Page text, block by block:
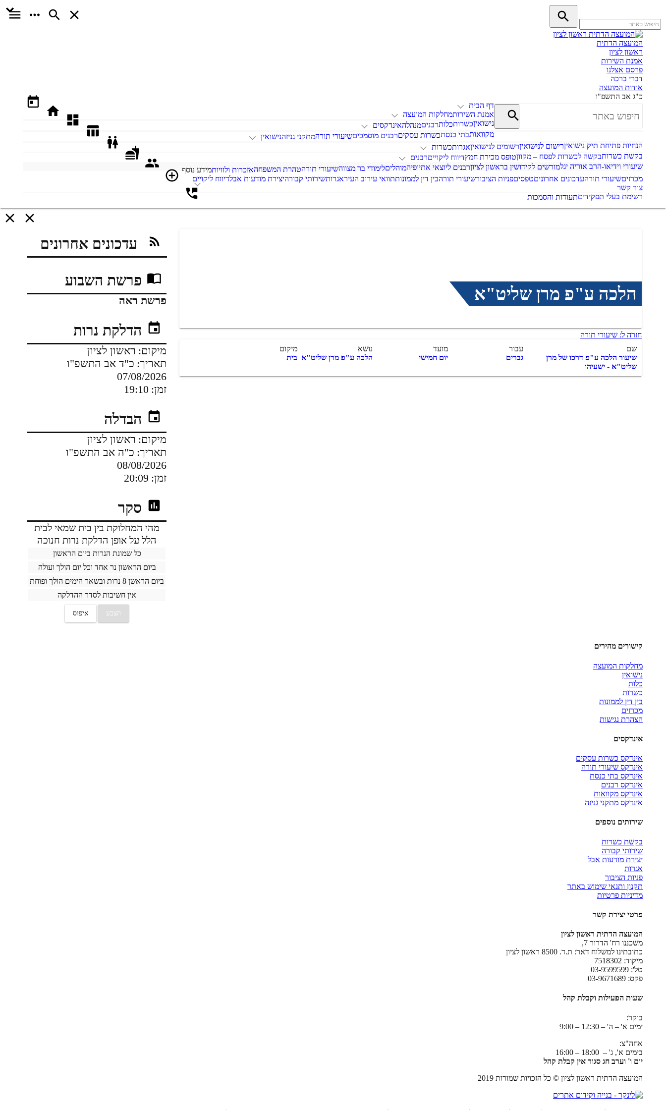
המועצה הדתית
ראשון לציון
אמנת השירות
פרסם אצלנו
דברי ברכה
אודות המועצה
כ"ג אב התשפ"ו
דף הבית
אמנת השירותמחלקות המועצה
נישואיןכשרותכלותרבניםמנהלהאינדקסים
מקוואותבתי כנסתכשרות עסקיםרבנים מוסמכיםשיעורי תורהמתקני גניזהנישואין
הנחיות פתיחת תיק נישואיןרישום לנישואיןרשומים לנישואיןאגרותכשרות
בקשת כשרותבקשה לכשרות לפסח – מקווןטופס מכירת חמץדיווח ליקוייםרבנים
שיעורי וידיאו-הרב אוריה יגלמורשים לקידושין בראשון לציוןרבנים ליוצאי אתיופיהמוהליםלימודי בר מצווהשיעורי תורהטהרת המשפחהאזכרות ולוויותמידע נוסף
מכרזיםשיעורי תורהעדכונים אחרוניםטפסיםפניות הציבורשיעורי תורהבין דין לממונותתוואי עירוב העיראגרותשירותי קבורהיצירת מודעות אבלדיווח ליקויים
צור קשר
רשימת בעלי תפקידיםתעודות והסמכות
הלכה ע"פ מרן שליט"א
חזרה ל: שיעורי תורה
שם
עבור מועד נושא
מיקום
שיעור הלכה ע"פ דרכו של מרן
שליט"א - ישעיהו
גברים יום חמישי הלכה ע"פ מרן שליט"א בית
עדכונים אחרונים
פרשת השבוע
פרשת ראה
הדלקת נרות
מיקום: ראשון לציון
תאריך: כ"ד אב התשפ"ו
07/08/2026
זמן: 19:10
הבדלה
מיקום: ראשון לציון
תאריך: כ"ה אב התשפ"ו
08/08/2026
זמן: 20:09
סקר
מהי המחלוקת בין בית שמאי לבית
הלל על אופן הדלקת נרות חנוכה
כל שמונת הנרות ביום הראשון
ביום הראשון נר אחד וכל יום הולך ועולה
ביום הראשן 8 נרות ובשאר הימים הולך ופוחת
אין חשיבות לסדר ההדלקה
הצבע איפוס
קישורים מהירים
מחלקות המועצה
נישואין
כלות
כשרות
בין דין לממונות
מכרזים
הצהרת נגישות
אינדקסים
אינדקס כשרות עסקים
אינדקס שיעורי תורה
אינדקס בתי כנסת
אינדקס רבנים
אינדקס מקוואות
אינדקס מתקני גניזה
שירותים נוספים
בקשת כשרות
שירותי קבורה
יצירת מודעות אבל
אגרות
פניות הציבור
תקנון ותנאי שימוש באתר
מדיניות פרטיות
פרטי יצירת קשר
המועצה הדתית ראשון לציון
משכננו רח' הדרור 7,
כתובתינו למשלוח דאר: ת.ד. 8500 ראשון לציון
מיקוד: 7518302
טל': 03-9599599
פקס: 03-9671689
שעות הפעילות וקבלת קהל
בוקר:
ימים א' – ה' – 12:30 – 9:00
אחה"צ:
בימים א', ג' – 18:00 – 16:00
יום ו' וערב חג סגור אין קבלת קהל
המועצה הדתית ראשון לציון © כל הזכויות שמורות 2019